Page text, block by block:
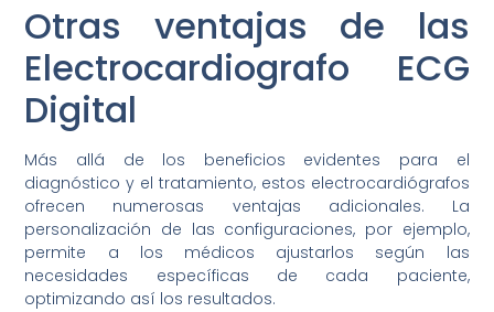
Otras ventajas de las
Electrocardiografo ECG
Digital
Más allá de los beneficios evidentes para el
diagnóstico y el tratamiento, estos electrocardiógrafos
ofrecen numerosas ventajas adicionales. La
personalización de las configuraciones, por ejemplo,
permite a los médicos ajustarlos según las
necesidades específicas de cada paciente,
optimizando así los resultados.